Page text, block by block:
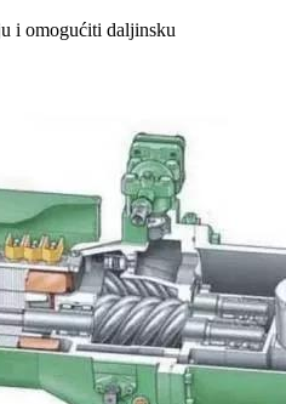
i omogućiti daljinsku